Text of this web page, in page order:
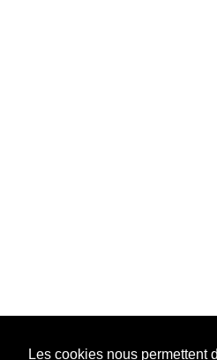
Les cookies nous permettent